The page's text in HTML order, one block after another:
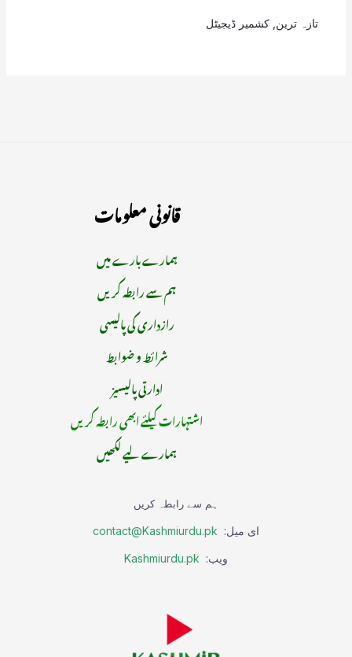
تازہ ترین کشمیر ڈیجیٹل
قانونی معلومات
ہمارے بارے میں
ہم سے رابطہ کریں
رازداری کی پالیسی
شرائط و ضوابط
ادارتی پالیسیز
اشتہارات کیلئے ابھی رابطہ کریں
ہمارے لیے لکھیں
ہم سے رابطہ کریں
ای میل: contact@Kashmiurdu.pk
ویب: Kashmiurdu.pk